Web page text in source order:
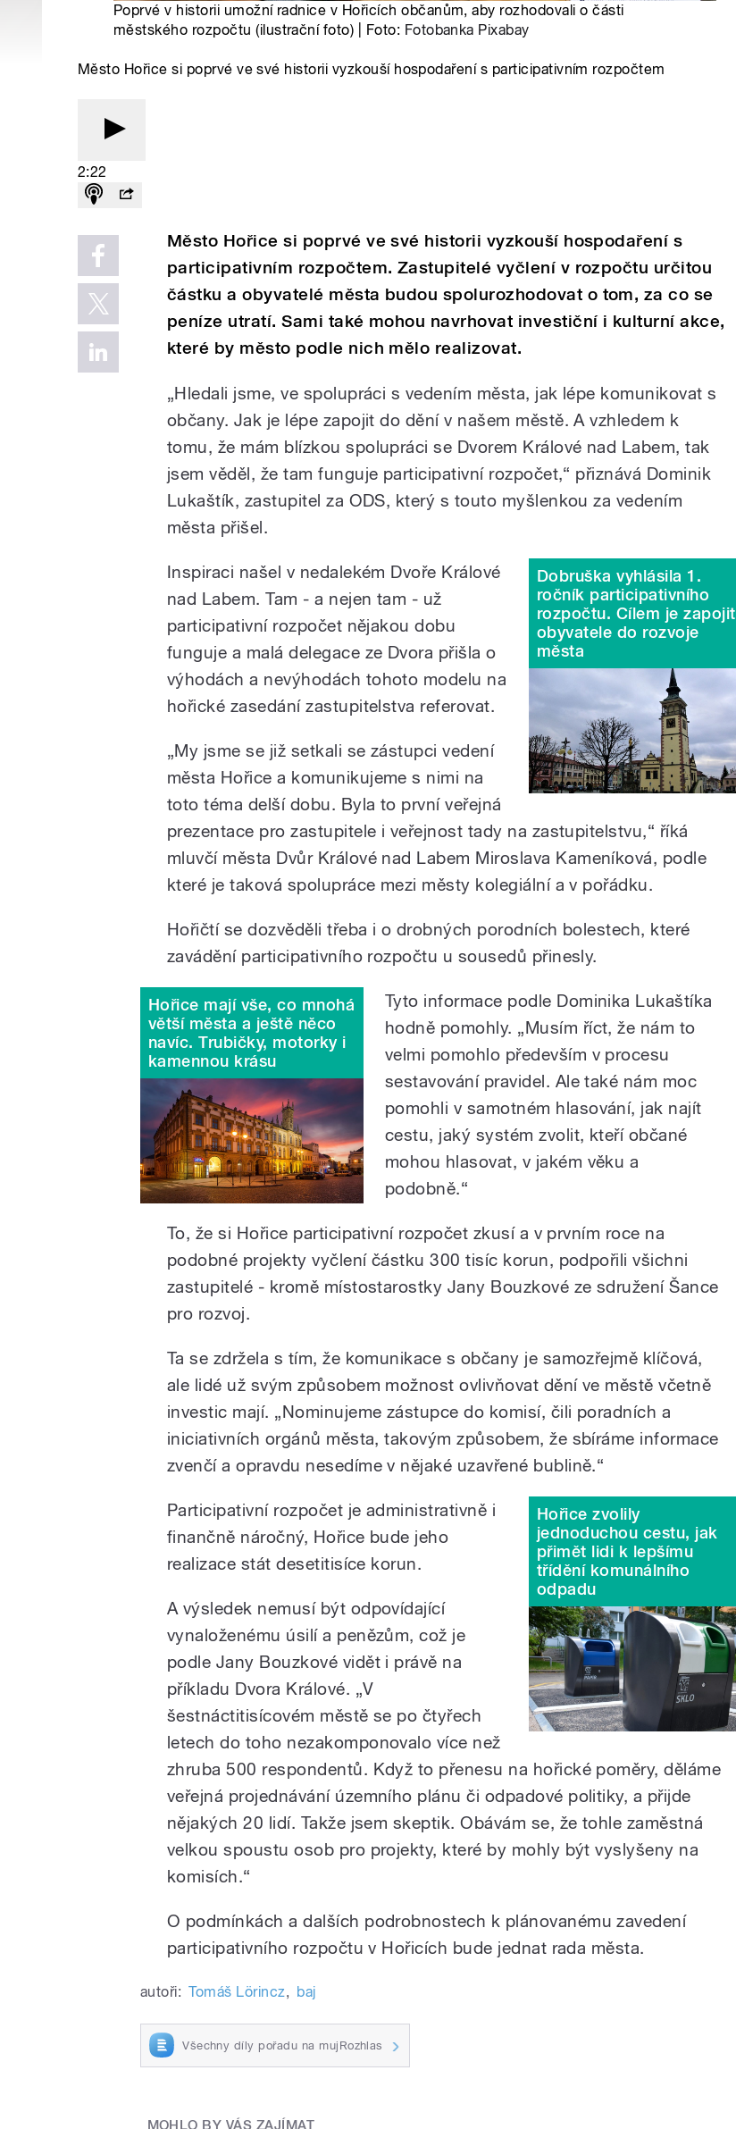
Poprvé v historii umožní radnice v Hořicích občanům, aby rozhodovali o části
městského rozpočtu (ilustrační foto) | Foto: Fotobanka Pixabay
Město Hořice si poprvé ve své historii vyzkouší hospodaření s participativním rozpočtem
2:22
Město Hořice si poprvé ve své historii vyzkouší hospodaření s
participativním rozpočtem. Zastupitelé vyčlení v rozpočtu určitou
částku a obyvatelé města budou spolurozhodovat o tom, za co se
peníze utratí. Sami také mohou navrhovat investiční i kulturní akce,
které by město podle nich mělo realizovat.
„Hledali jsme, ve spolupráci s vedením města, jak lépe komunikovat s
občany. Jak je lépe zapojit do dění v našem městě. A vzhledem k
tomu, že mám blízkou spolupráci se Dvorem Králové nad Labem, tak
jsem věděl, že tam funguje participativní rozpočet,“ přiznává Dominik
Lukaštík, zastupitel za ODS, který s touto myšlenkou za vedením
města přišel.
Dobruška vyhlásila 1.
ročník participativního
rozpočtu. Cílem je zapojit
obyvatele do rozvoje
města
Inspiraci našel v nedalekém Dvoře Králové
nad Labem. Tam - a nejen tam - už
participativní rozpočet nějakou dobu
funguje a malá delegace ze Dvora přišla o
výhodách a nevýhodách tohoto modelu na
hořické zasedání zastupitelstva referovat.
„My jsme se již setkali se zástupci vedení
města Hořice a komunikujeme s nimi na
toto téma delší dobu. Byla to první veřejná
prezentace pro zastupitele i veřejnost tady na zastupitelstvu,“ říká
mluvčí města Dvůr Králové nad Labem Miroslava Kameníková, podle
které je taková spolupráce mezi městy kolegiální a v pořádku.
Hořičtí se dozvěděli třeba i o drobných porodních bolestech, které
zavádění participativního rozpočtu u sousedů přinesly.
Hořice mají vše, co mnohá
větší města a ještě něco
navíc. Trubičky, motorky i
kamennou krásu
Tyto informace podle Dominika Lukaštíka
hodně pomohly. „Musím říct, že nám to
velmi pomohlo především v procesu
sestavování pravidel. Ale také nám moc
pomohli v samotném hlasování, jak najít
cestu, jaký systém zvolit, kteří občané
mohou hlasovat, v jakém věku a
podobně.“
To, že si Hořice participativní rozpočet zkusí a v prvním roce na
podobné projekty vyčlení částku 300 tisíc korun, podpořili všichni
zastupitelé - kromě místostarostky Jany Bouzkové ze sdružení Šance
pro rozvoj.
Ta se zdržela s tím, že komunikace s občany je samozřejmě klíčová,
ale lidé už svým způsobem možnost ovlivňovat dění ve městě včetně
investic mají. „Nominujeme zástupce do komisí, čili poradních a
iniciativních orgánů města, takovým způsobem, že sbíráme informace
zvenčí a opravdu nesedíme v nějaké uzavřené bublině.“
Hořice zvolily
jednoduchou cestu, jak
přimět lidi k lepšímu
třídění komunálního
odpadu
Participativní rozpočet je administrativně i
finančně náročný, Hořice bude jeho
realizace stát desetitisíce korun.
A výsledek nemusí být odpovídající
vynaloženému úsilí a penězům, což je
podle Jany Bouzkové vidět i právě na
příkladu Dvora Králové. „V
šestnáctitisícovém městě se po čtyřech
letech do toho nezakomponovalo více než
zhruba 500 respondentů. Když to přenesu na hořické poměry, děláme
veřejná projednávání územního plánu či odpadové politiky, a přijde
nějakých 20 lidí. Takže jsem skeptik. Obávám se, že tohle zaměstná
velkou spoustu osob pro projekty, které by mohly být vyslyšeny na
komisích.“
O podmínkách a dalších podrobnostech k plánovanému zavedení
participativního rozpočtu v Hořicích bude jednat rada města.
autoři: Tomáš Lörincz, baj
Všechny díly pořadu na mujRozhlas
MOHLO BY VÁS ZAJÍMAT